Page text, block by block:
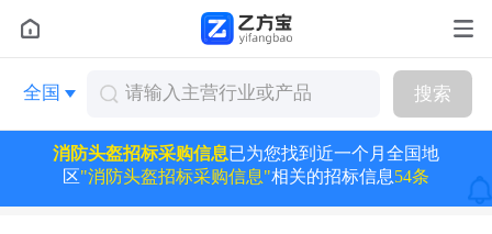
全国 搜索
消防头盔招标采购信息已为您找到近一个月全国地
区"消防头盔招标采购信息"相关的招标信息54条